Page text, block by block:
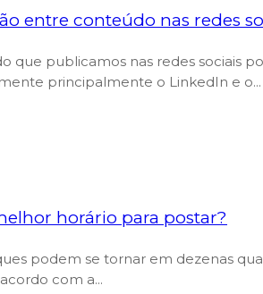
entre conteúdo nas redes
que publicamos nas redes sociais
principalmente o LinkedIn e o...
horário para postar?
podem se tornar em dezenas
com a...